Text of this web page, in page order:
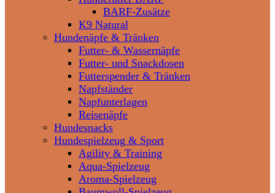
BARF-Zusätze
K9 Natural
Hundenäpfe & Tränken
Futter- & Wassernäpfe
Futter- und Snackdosen
Futterspender & Tränken
Napfständer
Napfunterlagen
Reisenäpfe
Hundesnacks
Hundespielzeug & Sport
Agility & Training
Aqua-Spielzeug
Aroma-Spielzeug